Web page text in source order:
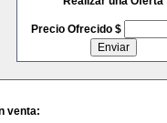
Precio Ofrecido $
venta: